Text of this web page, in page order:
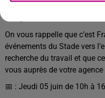
français.
On vous rappelle que c’est
événements du Stade vers
recherche du travail et que
vous auprès de votre
📅 : Jeudi 05 juin de 10h à